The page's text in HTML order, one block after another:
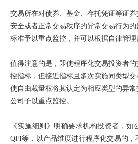
交易所在对债券、基金、存托凭证等证
安全或者正常交易秩序的异常交易行为
标准予以重点监控，并可以根据自律管理
值得注意的是，即使程序化交易投资者
控指标，但接近指标且多次实施同类型
使自由裁量权将其认定为相应类型的异
公司予以重点监控。
《实施细则》明确要求机构投资者，
QFI等，以产品维度进行程序化交易的